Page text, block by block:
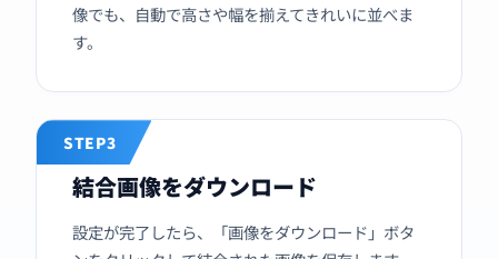
像でも、自動で高さや幅を揃えてきれいに並べま
す。
STEP3
結合画像をダウンロード
設定が完了したら、「画像をダウンロード」ボタ